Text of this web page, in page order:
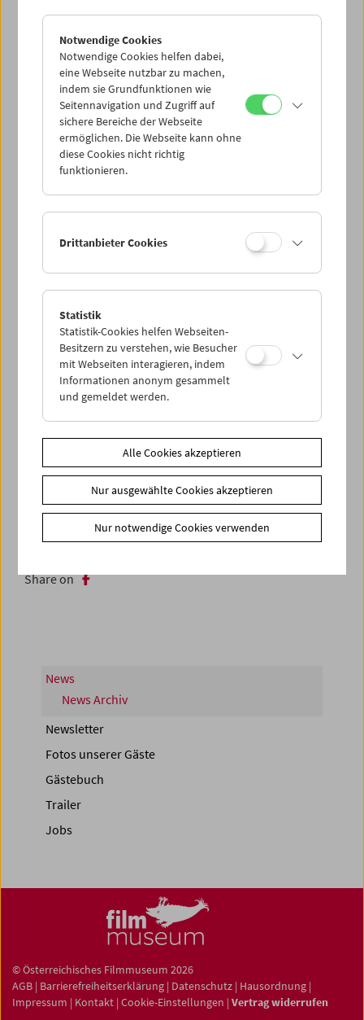
The discount is only valid on site at the Film Museum and
not in our online shop.
Browse online,buy on site at the Film Museum
< zurück zur Übersicht
Share on
News
News Archiv
Newsletter
Fotos unserer Gäste
Gästebuch
Trailer
Jobs
© Österreichisches Filmmuseum 2026
AGB | Barrierefreiheitserklärung | Datenschutz | Hausordnung |
Impressum | Kontakt | Cookie-Einstellungen | Vertrag widerrufen
Notwendige Cookies
Notwendige Cookies helfen dabei,
eine Webseite nutzbar zu machen,
indem sie Grundfunktionen wie
Seitennavigation und Zugriff auf
sichere Bereiche der Webseite
ermöglichen. Die Webseite kann ohne
diese Cookies nicht richtig
funktionieren.
Drittanbieter Cookies
Statistik
Statistik-Cookies helfen Webseiten-
Besitzern zu verstehen, wie Besucher
mit Webseiten interagieren, indem
Informationen anonym gesammelt
und gemeldet werden.
Alle Cookies akzeptieren
Nur ausgewählte Cookies akzeptieren
Nur notwendige Cookies verwenden